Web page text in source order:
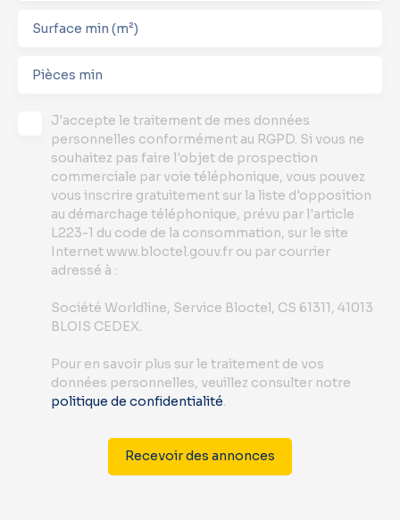
Surface min (m²)
Pièces min
J'accepte le traitement de mes données
personnelles conformément au RGPD. Si vous ne
souhaitez pas faire l'objet de prospection
commerciale par voie téléphonique, vous pouvez
vous inscrire gratuitement sur la liste d'opposition
au démarchage téléphonique, prévu par l'article
L223-1 du code de la consommation, sur le site
Internet www.bloctel.gouv.fr ou par courrier
adressé à :
Société Worldline, Service Bloctel, CS 61311, 41013
BLOIS CEDEX.
Pour en savoir plus sur le traitement de vos
données personnelles, veuillez consulter notre
politique de confidentialité.
Recevoir des annonces